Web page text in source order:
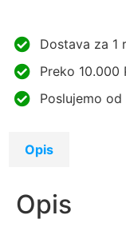
Dostava za 1
Preko 10.000
Poslujemo
Opis
Opis